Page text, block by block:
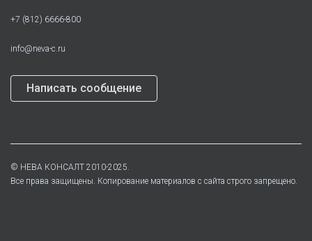
+7 (812) 6666-800
info@neva-c.ru
Написать сообщение
© НЕВА КОНСАЛТ 2010-2025.
Все права защищены. Копирование материалов с сайта строго запрещено.